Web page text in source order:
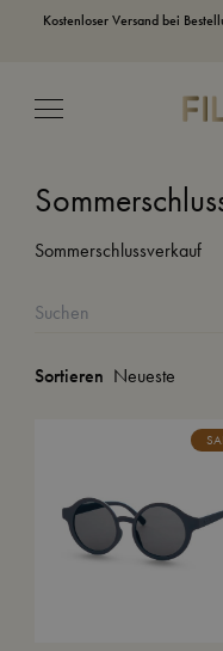
Kostenloser Versand bei
Sommerschlussverkauf
Sortieren